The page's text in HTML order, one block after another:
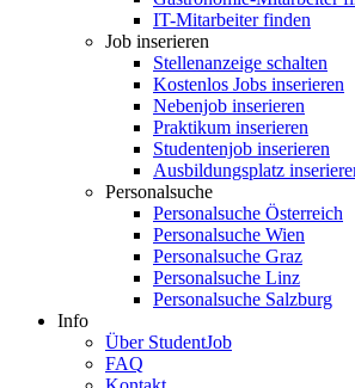
IT-Mitarbeiter finden
Job inserieren
Stellenanzeige schalten
Kostenlos Jobs inserieren
Nebenjob inserieren
Praktikum inserieren
Studentenjob inserieren
Ausbildungsplatz
Personalsuche
Personalsuche Österreich
Personalsuche Wien
Personalsuche Graz
Personalsuche Linz
Personalsuche Salzburg
Info
Über StudentJob
FAQ